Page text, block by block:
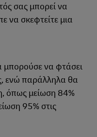
σας μπορεί να
να σκεφτείτε μια
μπορούσε να φτάσει
ενώ παράλληλα θα
όπως μείωση 84%
95% στις